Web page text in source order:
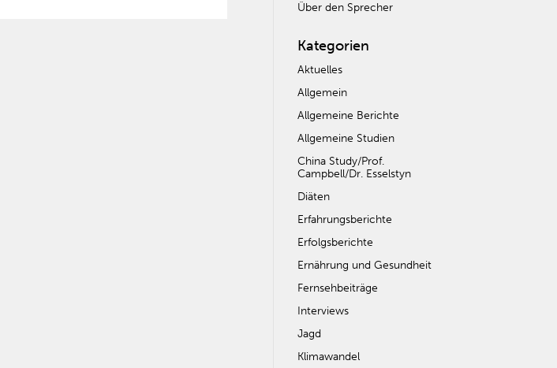
Über den Sprecher
Kategorien
Aktuelles
Allgemein
Allgemeine Berichte
Allgemeine Studien
China Study/Prof.
Campbell/Dr. Esselstyn
Diäten
Erfahrungsberichte
Erfolgsberichte
Ernährung und Gesundheit
Fernsehbeiträge
Interviews
Jagd
Klimawandel